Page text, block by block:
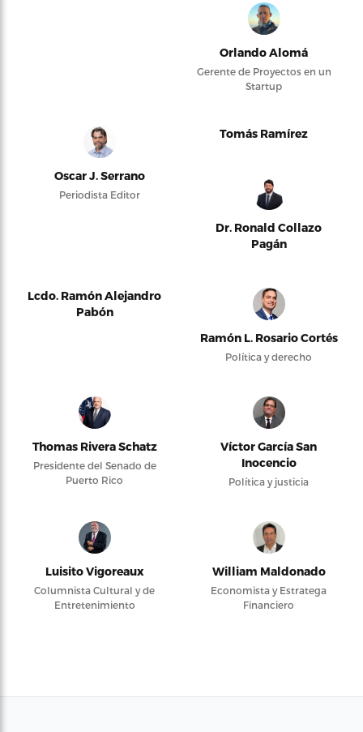
Orlando Alomá
Gerente de Proyectos en un
Startup
Oscar J. Serrano
Periodista Editor
Tomás Ramírez
Dr. Ronald Collazo
Pagán
Lcdo. Ramón Alejandro
Pabón
Ramón L. Rosario Cortés
Política y derecho
Thomas Rivera Schatz
Presidente del Senado de
Puerto Rico
Víctor García San
Inocencio
Política y justicia
Luisito Vigoreaux
Columnista Cultural y de
Entretenimiento
William Maldonado
Economista y Estratega
Financiero